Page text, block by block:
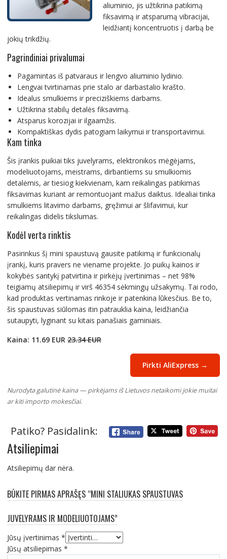
aliuminio, jis užtikrina patikimą
fiksavimą ir atsparumą vibracijai,
leidžiantį koncentruotis į darbą be
jokių trikdžių.
Pagrindiniai privalumai
Pagamintas iš patvaraus ir lengvo aliuminio lydinio.
Lengvai tvirtinamas prie stalo ar darbastalio krašto.
Idealus smulkiems ir preciziškiems darbams.
Užtikrina stabilų detalės fiksavimą.
Atsparus korozijai ir ilgaamžis.
Kompaktiškas dydis patogiam laikymui ir transportavimui.
Kam tinka
Šis įrankis puikiai tiks juvelyrams, elektronikos mėgėjams,
modeliuotojams, meistrams, dirbantiems su smulkiomis
detalėmis, ar tiesiog kiekvienam, kam reikalingas patikimas
fiksavimas kuriant ar remontuojant mažus daiktus. Idealiai tinka
smulkiems litavimo darbams, gręžimui ar šlifavimui, kur
reikalingas didelis tikslumas.
Kodėl verta rinktis
Pasirinkus šį mini spaustuvą gausite patikimą ir funkcionalų
įrankį, kuris pravers ne viename projekte. Jo puikų kainos ir
kokybės santykį patvirtina ir pirkėjų įvertinimas – net 98%
teigiamų atsiliepimų ir virš 46354 sėkmingų užsakymų. Tai rodo,
kad produktas vertinamas rinkoje ir patenkina lūkesčius. Be to,
šis spaustuvas siūlomas itin patrauklia kaina, leidžiančia
sutaupyti, lyginant su kitais panašiais gaminiais.
Kaina: 11.69 EUR 23.34 EUR
Pirkti AliExpress →
Nurodyta galutinė kaina — pirkėjams iš Lietuvos netaikomi jokie muitai
ar kiti importo mokesčiai.
Patiko? Pasidalink:
Atsiliepimai
Atsiliepimų dar nėra.
BŪKITE PIRMAS APRAŠĘS “MINI STALIUKAS SPAUSTUVAS
JUVELYRAMS IR MODELIUOTOJAMS”
Jūsų įvertinimas *
Jūsų atsiliepimas *